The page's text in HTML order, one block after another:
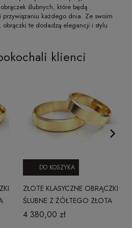
ślubnych, które będą
każdego dnia. Ze swoim
te dodadzą elegancji i stylu
klienci
ZŁOTE KLASYCZNE OBRĄCZKI
ŚLUBNE Z ŻÓŁTEGO ZŁOTA
PR. 585 FAZOWANE 3 MM
4 380,00 zł
DO KOSZYKA